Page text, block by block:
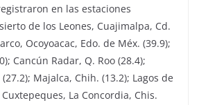
en las estaciones
de los Leones, Cuajimalpa, Cd.
Ocoyoacac, Edo. de Méx. (39.9);
Cancún Radar, Q. Roo (28.4);
Majalca, Chih. (13.2); Lagos de
La Concordia, Chis.